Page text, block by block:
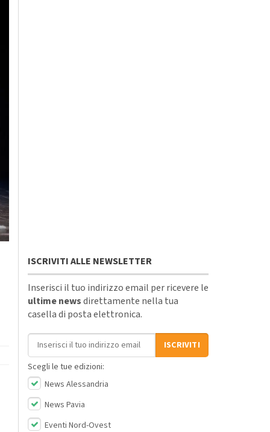
ISCRIVITI ALLE NEWSLETTER
Inserisci il tuo indirizzo email per ricevere le
ultime newsdirettamente nella tua
casella di posta elettronica.
Indirizzo email
ISCRIVITI
Scegli le tue edizioni:
News Alessandria
News Pavia
Eventi Nord-Ovest